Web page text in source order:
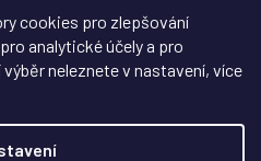
cookies pro zlepšování
analytické účely a pro
neleznete v nastavení, více
výbava – sběratelská
76391